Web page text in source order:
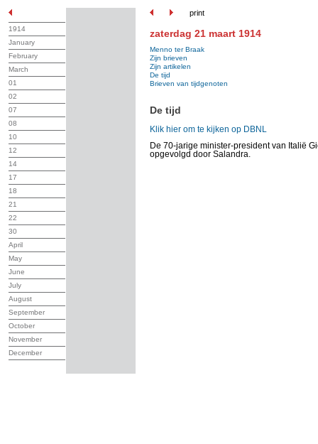
print
1914
January
February
March
01
02
07
08
10
12
14
17
18
21
22
30
April
May
June
July
August
September
October
November
December
zaterdag 21 maart 1914
Menno ter Braak
Zijn brieven
Zijn artikelen
De tijd
Brieven van tijdgenoten
De tijd
Klik hier om te kijken op DBNL
De 70-jarige minister-president van Italië
opgevolgd door Salandra.